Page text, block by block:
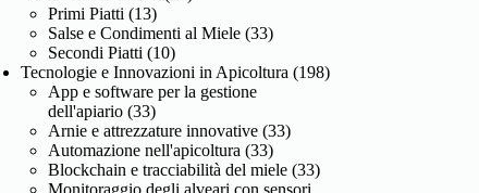
Primi Piatti (13)
Salse e Condimenti al Miele (33)
Secondi Piatti (10)
Tecnologie e Innovazioni in Apicoltura (198)
App e software per la gestione
dell'apiario (33)
Arnie e attrezzature innovative (33)
Automazione nell'apicoltura (33)
Blockchain e tracciabilità del miele (33)
Monitoraggio degli alveari con sensori